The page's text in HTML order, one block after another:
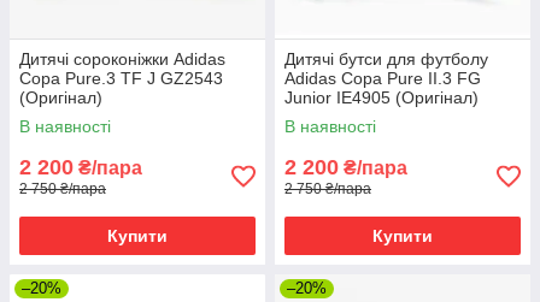
Дитячі сороконіжки Adidas
Copa Pure.3 TF J GZ2543
(Оригінал)
В наявності
2 200 ₴/пара
2 750 ₴/пара
Купити
Дитячі бутси для футболу
Adidas Copa Pure II.3 FG
Junior IE4905 (Оригінал)
В наявності
2 200 ₴/пара
2 750 ₴/пара
Купити
–20% –20%